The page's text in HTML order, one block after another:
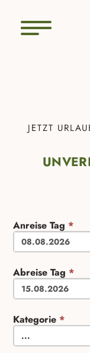
JETZT
Anreise Tag *
Abreise Tag *
Kategorie *
...